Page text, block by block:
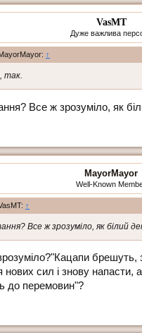
VasMT
Дуже важлива
↑
так.
Все ж зрозуміло, як
MayorMayor
Well-Known
↑
Все ж зрозуміло, як білий
брешуть,
нових сил і знову напасти,
до перемовин"?